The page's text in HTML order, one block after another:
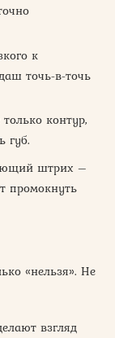
к
точь-в-точь
контур,
губ.
штрих –
промокнуть
«нельзя». Не
взгляд